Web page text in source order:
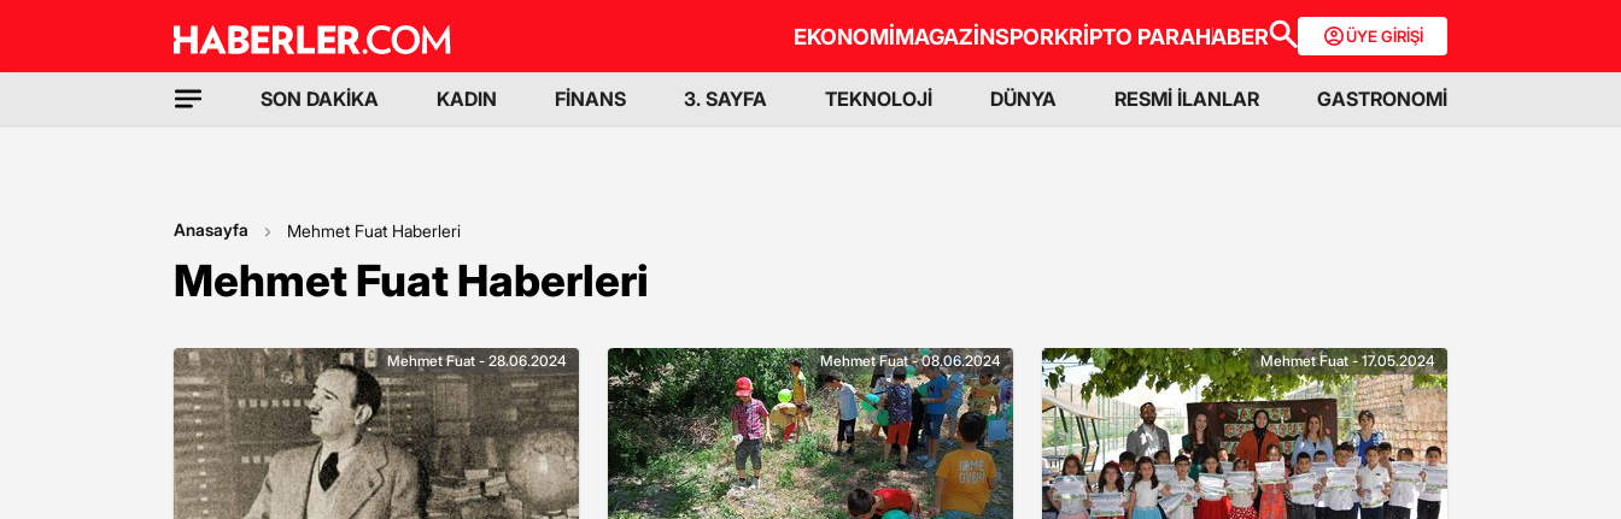
EKONOMİMAGAZİNSPORKRİPTO PARAHABER ÜYE GİRİŞİ
SON DAKİKA KADIN FİNANS 3. SAYFA TEKNOLOJİ DÜNYA RESMİ İLANLAR GASTRONOMİ
Anasayfa Mehmet Fuat Haberleri
Mehmet Fuat Haberleri
Mehmet Fuat - 28.06.2024 Mehmet Fuat - 08.06.2024 Mehmet Fuat - 17.05.2024